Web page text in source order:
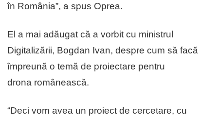
în România”, a spus Oprea.
El a mai adăugat că a vorbit cu ministrul
Digitalizării, Bogdan Ivan, despre cum să facă
împreună o temă de proiectare pentru
drona românească.
“Deci vom avea un proiect de cercetare, cu